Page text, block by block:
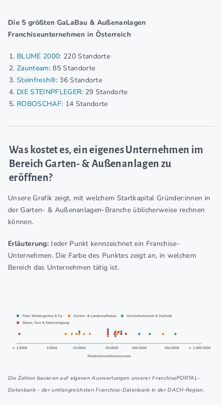
Die 5 größten GaLaBau & Außenanlagen
Franchiseunternehmen in Österreich
BLUME 2000: 220 Standorte
Zaunteam: 85 Standorte
Steinfresh®: 36 Standorte
DIE STEINPFLEGER: 29 Standorte
ROBOSCHAF: 14 Standorte
Was kostet es, ein eigenes Unternehmen im
Bereich Garten- & Außenanlagen zu
eröffnen?
Unsere Grafik zeigt, mit welchem Startkapital Gründer:innen in
der Garten- & Außenanlagen-Branche üblicherweise rechnen
können.
Erläuterung:Jeder Punkt kennzeichnet ein Franchise-
Unternehmen. Die Farbe des Punktes zeigt an, in welchem
Bereich das Unternehmen tätig ist.
Die Zahlen basieren auf eigenen Auswertungen unserer FranchisePORTAL-
Datenbank – der umfangreichsten Franchise-Datenbank in der DACH-Region.